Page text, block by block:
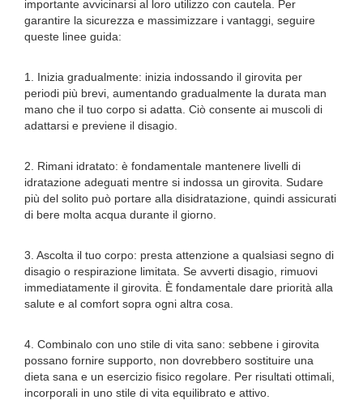
importante avvicinarsi al loro utilizzo con cautela. Per
garantire la sicurezza e massimizzare i vantaggi, seguire
queste linee guida:
1. Inizia gradualmente: inizia indossando il girovita per
periodi più brevi, aumentando gradualmente la durata man
mano che il tuo corpo si adatta. Ciò consente ai muscoli di
adattarsi e previene il disagio.
2. Rimani idratato: è fondamentale mantenere livelli di
idratazione adeguati mentre si indossa un girovita. Sudare
più del solito può portare alla disidratazione, quindi assicurati
di bere molta acqua durante il giorno.
3. Ascolta il tuo corpo: presta attenzione a qualsiasi segno di
disagio o respirazione limitata. Se avverti disagio, rimuovi
immediatamente il girovita. È fondamentale dare priorità alla
salute e al comfort sopra ogni altra cosa.
4. Combinalo con uno stile di vita sano: sebbene i girovita
possano fornire supporto, non dovrebbero sostituire una
dieta sana e un esercizio fisico regolare. Per risultati ottimali,
incorporali in uno stile di vita equilibrato e attivo.